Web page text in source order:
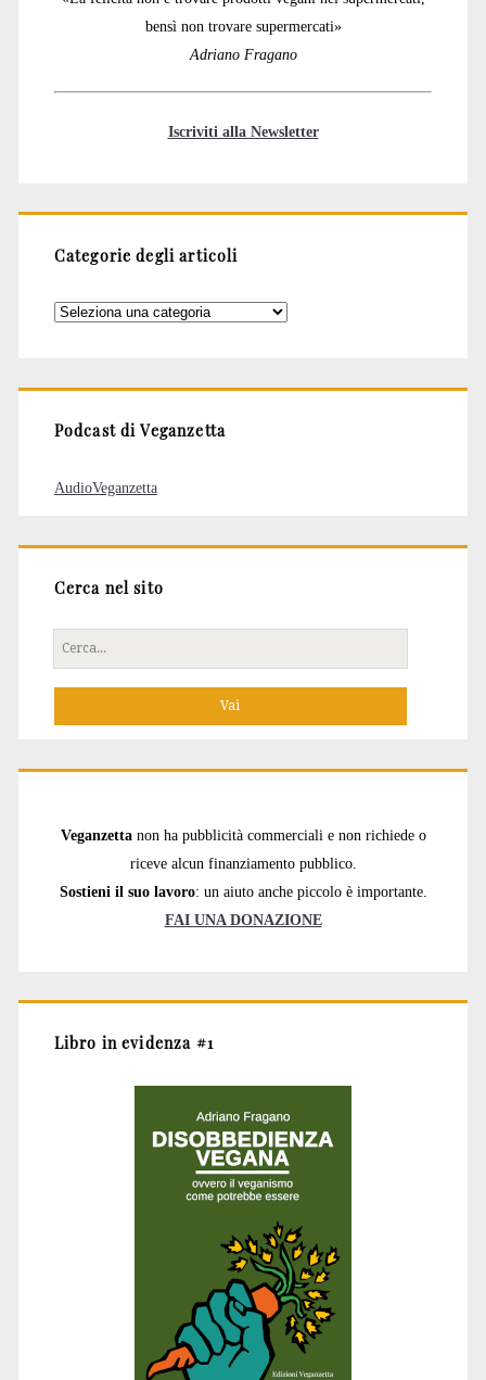
bensì non trovare supermercati»
Adriano Fragano
Iscriviti alla Newsletter
Categorie degli articoli
Categorie
Podcast di Veganzetta
AudioVeganzetta
Cerca nel sito
Cerca
per:
Veganzetta non ha pubblicità commerciali e non richiede o
riceve alcun finanziamento pubblico.
Sostieni il suo lavoro: un aiuto anche piccolo è importante.
FAI UNA DONAZIONE
Libro in evidenza #1